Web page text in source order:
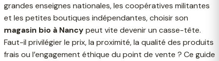
grandes enseignes nationales, les coopératives militantes
et les petites boutiques indépendantes, choisir son
magasin bio à Nancypeut vite devenir un casse-tête.
Faut-il privilégier le prix, la proximité, la qualité des produits
frais ou l’engagement éthique du point de vente ? Ce guide